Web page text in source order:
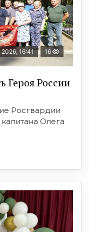
16:41 16
Героя России
Росгвардии
Олега